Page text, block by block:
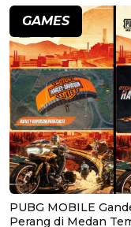
GAMES
PUBG MOBILE
Perang di Medan